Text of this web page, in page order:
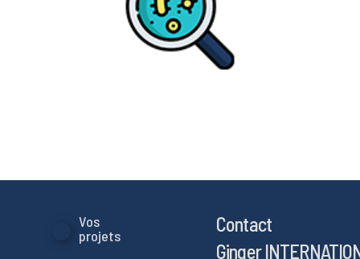
Vos
projets
Contact
Ginger